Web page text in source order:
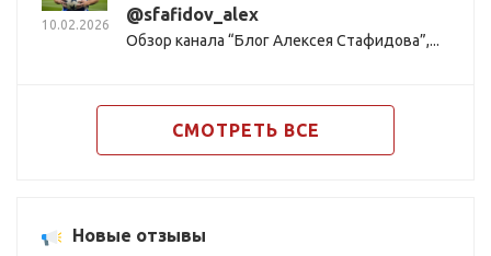
10.02.2026
@sfafidov_alex
Обзор канала “Блог Алексея Стафидова”,...
СМОТРЕТЬ ВСЕ
Новые отзывы